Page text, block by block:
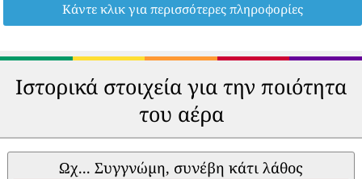
Κάντε κλικ για περισσότερες πληροφορίες
Ιστορικά στοιχεία για την ποιότητα
του αέρα
Ωχ... Συγγνώμη, συνέβη κάτι λάθος